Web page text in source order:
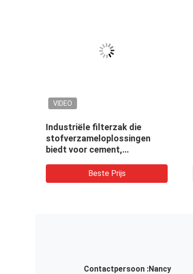
VIDEO
Industriële filterzak die
stofverzameloplossingen
biedt voor cement,
staalfabrieken met
verschillende vezelopties
Beste Prijs
Contactpersoon :Nancy